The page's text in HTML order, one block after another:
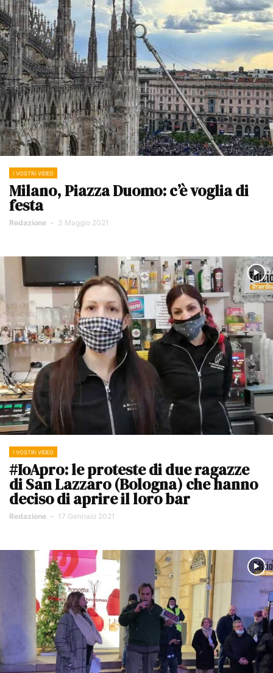
I VOSTRI VIDEO
Milano, Piazza Duomo: c’è voglia di
festa
Redazione - 3 Maggio 2021
I VOSTRI VIDEO
#IoApro: le proteste di due ragazze
di San Lazzaro (Bologna) che hanno
deciso di aprire il loro bar
Redazione - 17 Gennaio 2021